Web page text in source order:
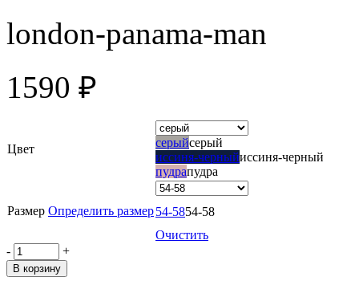
london-panama-man
1590 ₽
Цвет серыйсерый
иссиня-черныйиссиня-черный
пудрапудра
Размер Определить размер54-5854-58
Очистить
-
+
В корзину